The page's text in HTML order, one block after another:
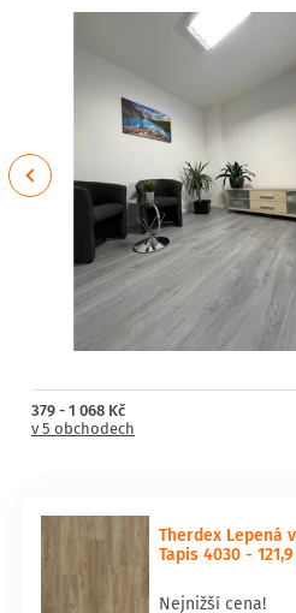
379 - 1 068 Kč
v 5 obchodech
Previous
Therdex Lepená
Tapis 4030 -
Nejnižší cena!